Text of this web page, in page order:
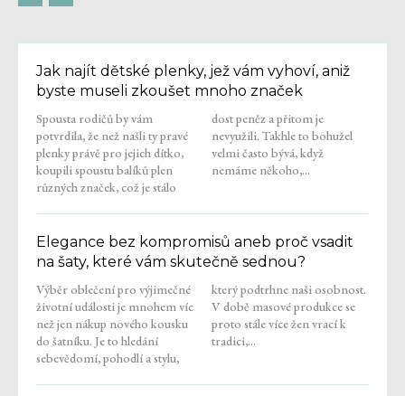
Jak najít dětské plenky, jež vám vyhoví, aniž
byste museli zkoušet mnoho značek
Spousta rodičů by vám
potvrdila, že než našli ty pravé
plenky právě pro jejich dítko,
koupili spoustu balíků plen
různých značek, což je stálo
dost peněz a přitom je
nevyužili. Takhle to bohužel
velmi často bývá, když
nemáme někoho,...
Elegance bez kompromisů aneb proč vsadit
na šaty, které vám skutečně sednou?
Výběr oblečení pro výjimečné
životní události je mnohem víc
než jen nákup nového kousku
do šatníku. Je to hledání
sebevědomí, pohodlí a stylu,
který podtrhne naši osobnost.
V době masové produkce se
proto stále více žen vrací k
tradici,...